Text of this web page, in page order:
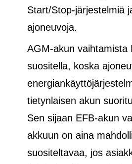
Start/Stop-järjestelmiä
ajoneuvoja.
AGM-akun vaihtamista
suositella, koska
tietynlaisen akun
Sen sijaan EFB-akun
akkuun on aina
suositeltavaa, jos